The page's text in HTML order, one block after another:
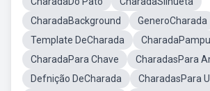
CharadaBackground
GeneroCharada
Template DeCharada
CharadaPara Chave
CharadasPara
Defnição DeCharada
CharadasPara